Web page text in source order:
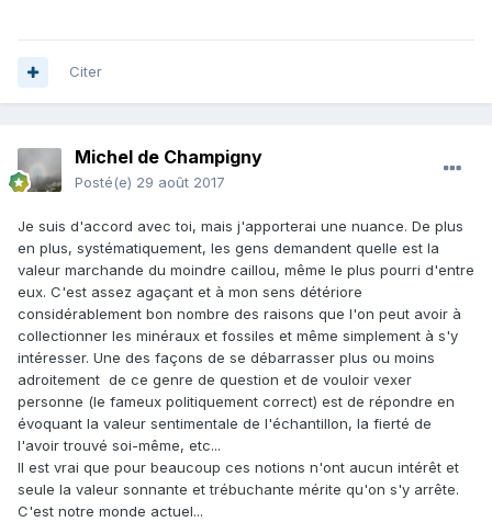
Citer
Michel de Champigny
Posté(e) 29 août 2017
Je suis d'accord avec toi, mais j'apporterai une nuance. De plus
en plus, systématiquement, les gens demandent quelle est la
valeur marchande du moindre caillou, même le plus pourri d'entre
eux. C'est assez agaçant et à mon sens détériore
considérablement bon nombre des raisons que l'on peut avoir à
collectionner les minéraux et fossiles et même simplement à s'y
intéresser. Une des façons de se débarrasser plus ou moins
adroitement de ce genre de question et de vouloir vexer
personne (le fameux politiquement correct) est de répondre en
évoquant la valeur sentimentale de l'échantillon, la fierté de
l'avoir trouvé soi-même, etc...
Il est vrai que pour beaucoup ces notions n'ont aucun intérêt et
seule la valeur sonnante et trébuchante mérite qu'on s'y arrête.
C'est notre monde actuel...